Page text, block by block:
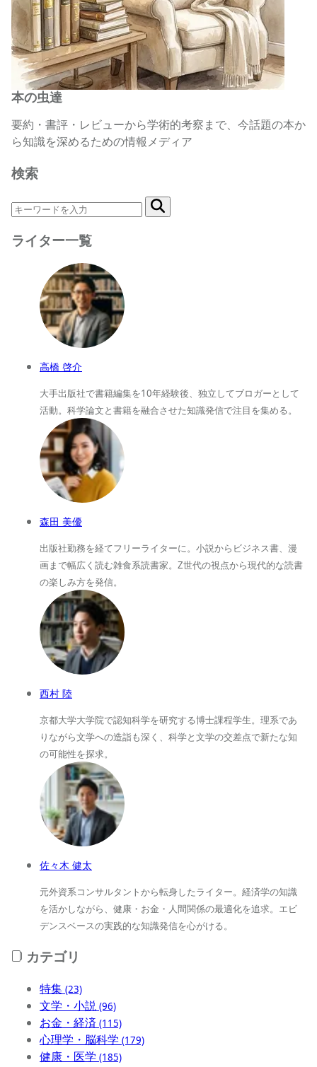
本の虫達
要約・書評・レビューから学術的考察まで、今話題の本か
ら知識を深めるための情報メディア
検索
ライター一覧
高橋 啓介
大手出版社で書籍編集を10年経験後、独立してブロガーとして
活動。科学論文と書籍を融合させた知識発信で注目を集める。
森田 美優
出版社勤務を経てフリーライターに。小説からビジネス書、漫
画まで幅広く読む雑食系読書家。Z世代の視点から現代的な読書
の楽しみ方を発信。
西村 陸
京都大学大学院で認知科学を研究する博士課程学生。理系であ
りながら文学への造詣も深く、科学と文学の交差点で新たな知
の可能性を探求。
佐々木 健太
元外資系コンサルタントから転身したライター。経済学の知識
を活かしながら、健康・お金・人間関係の最適化を追求。エビ
デンスベースの実践的な知識発信を心がける。
カテゴリ
特集 (23)
文学・小説 (96)
お金・経済 (115)
心理学・脳科学 (179)
健康・医学 (185)